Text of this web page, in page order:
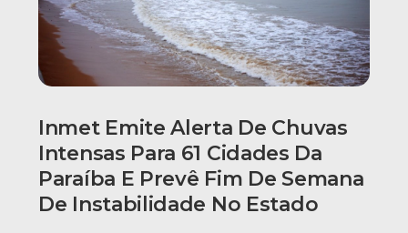
Inmet Emite Alerta De Chuvas
Intensas Para 61 Cidades Da
Paraíba E Prevê Fim De Semana
De Instabilidade No Estado